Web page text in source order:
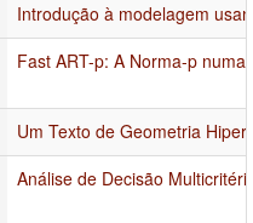
Introdução à modelagem
Fast ART-p: A Norma-p
Um Texto de Geometria
Análise de Decisão